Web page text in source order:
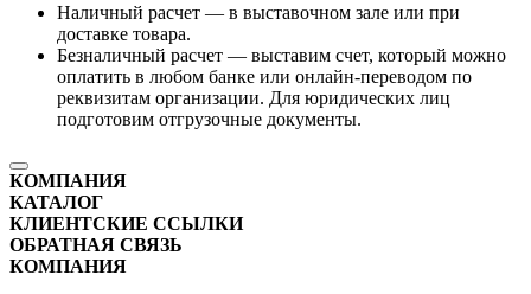
Наличный расчет — в выставочном зале или при
доставке товара.
Безналичный расчет — выставим счет, который можно
оплатить в любом банке или онлайн-переводом по
реквизитам организации. Для юридических лиц
подготовим отгрузочные документы.
КОМПАНИЯ
КАТАЛОГ
КЛИЕНТСКИЕ ССЫЛКИ
ОБРАТНАЯ СВЯЗЬ
КОМПАНИЯ